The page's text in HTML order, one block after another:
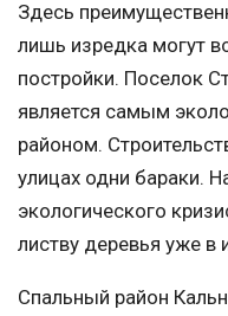
Здесь
лишь изредка могут
постройки. Поселок
является самым
районом.
улицах одни бараки.
экологического
листву деревья уже в
Спальный район